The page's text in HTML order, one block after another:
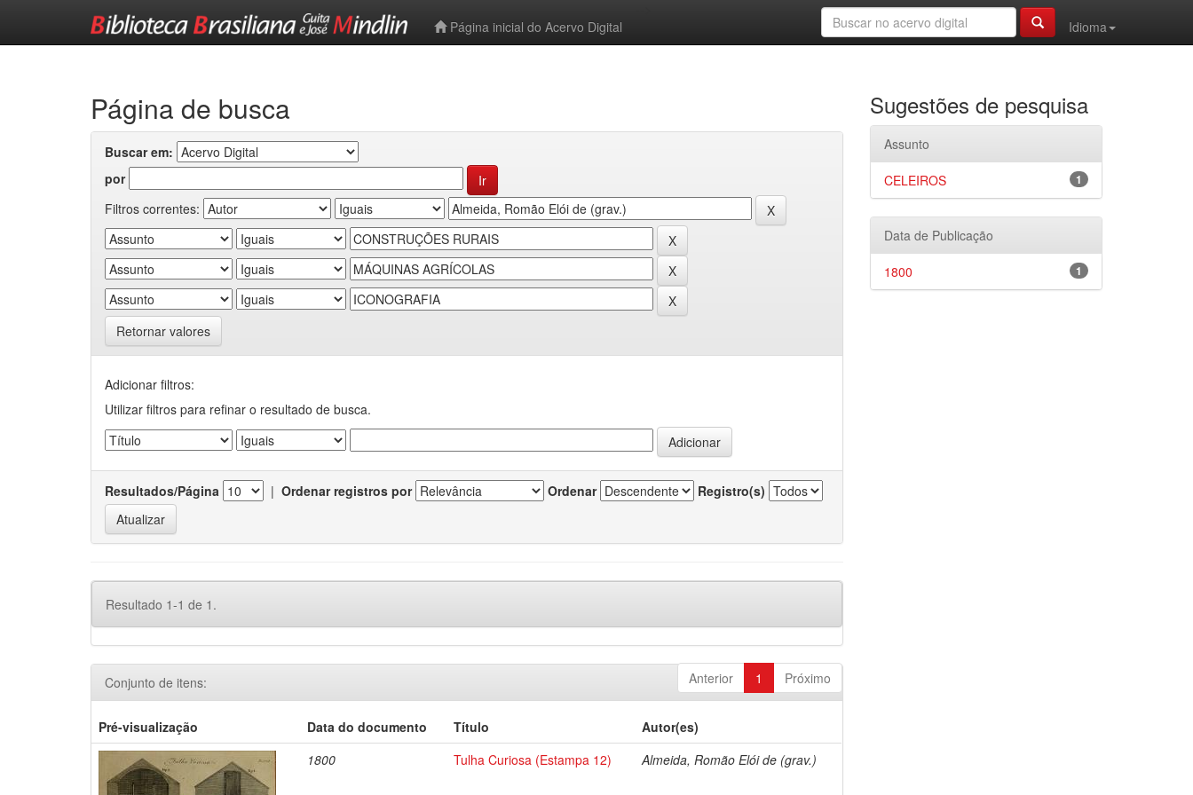
Página inicial do Acervo Digital
Idioma
Página de busca
Buscar em:
por
Filtros correntes:
Retornar valores
Adicionar filtros:
Utilizar filtros para refinar o resultado de busca.
Resultados/Página | Ordenar registros por Ordenar Registro(s)
Resultado 1-1 de 1.
Anterior 1 Próximo
Conjunto de itens:
Pré-visualização Data do documento Título
Autor(es)
1800
Tulha Curiosa (Estampa 12) Almeida, Romão Elói de (grav.)
Sugestões de pesquisa
Assunto
1
CELEIROS
Data de Publicação
1
1800